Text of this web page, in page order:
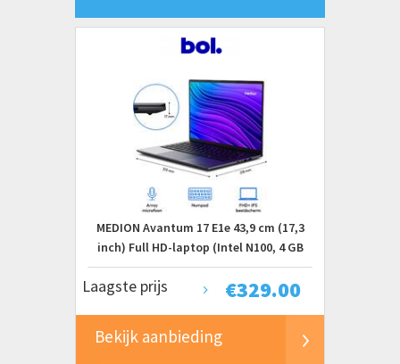
Categorieen (klik voor alles)
€ 0 tot € 500+
MEDION Avantum 17 E1e 43,9 cm (17,3
inch) Full HD-laptop (Intel N100, 4 GB
DDR4 RAM, 128 GB SSD, HD-webcam, wifi,
Windows 11 Home)
€329.00
Laagste prijs
Bekijk aanbieding